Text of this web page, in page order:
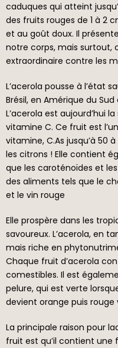
caduques qui atteint
des fruits rouges de 1 à 2
et au goût doux. Il
notre corps, mais surtout,
extraordinaire contre les
L’acerola pousse à l’état
Brésil, en Amérique du
L’acerola est aujourd’hui
vitamine C. Ce fruit est
vitamine, C.As jusqu’à 50
les citrons ! Elle contient
que les caroténoïdes et
des aliments tels que le
et le vin rouge
Elle prospère dans les
savoureux. L’acerola, en
mais riche en
Chaque fruit d’acerola
comestibles. Il est
pelure, qui est verte
devient orange puis
La principale raison pour
fruit est qu’il contient une